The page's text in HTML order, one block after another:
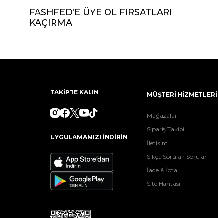
FASHFED'E ÜYE OL FIRSATLARI
KAÇIRMA!
TAKİPTE KALIN
UYGULAMAMIZI İNDİRİN
MÜŞTERİ HİZMETLERİ
Mağazalar
Sipariş Takibi
İletişim
Sıkça Sorulan Sorular
İade & İptal
Site Haritası